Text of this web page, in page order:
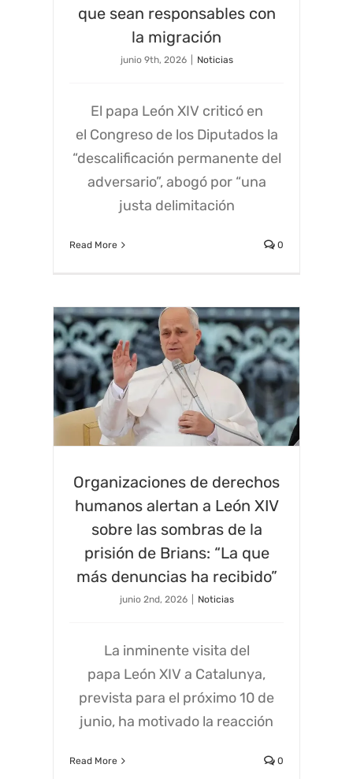
que sean responsables con
la migración
junio 9th, 2026 Noticias
El papa León XIV criticó en
el Congreso de los Diputados la
“descalificación permanente del
adversario”, abogó por “una
justa delimitación
Read More 0
Organizaciones de derechos
humanos alertan a León XIV
sobre las sombras de la
prisión de Brians: “La que
más denuncias ha recibido”
junio 2nd, 2026 Noticias
La inminente visita del
papa León XIV a Catalunya,
prevista para el próximo 10 de
junio, ha motivado la reacción
Read More 0